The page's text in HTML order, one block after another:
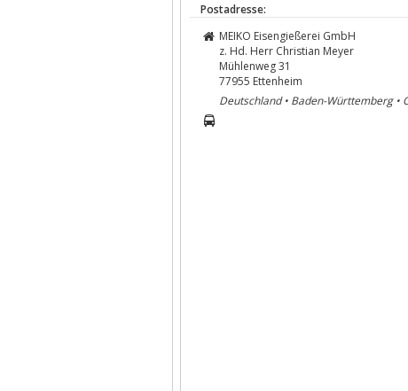
Postadresse:
MEIKO Eisengießerei GmbH
z. Hd. Herr Christian Meyer
Mühlenweg 31
77955 Ettenheim
Deutschland • Baden-Württemberg •